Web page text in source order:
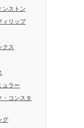
ンストン
ィリップ
クス
ュラー
・コンスタ
グ